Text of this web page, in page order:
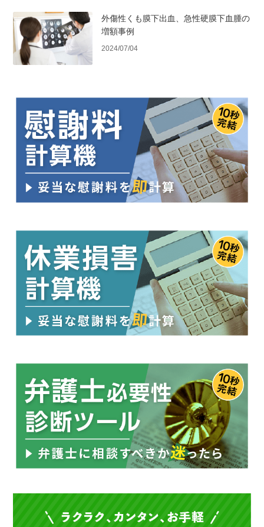
外傷性くも膜下出血、急性硬膜下血腫の
増額事例
2024/07/04